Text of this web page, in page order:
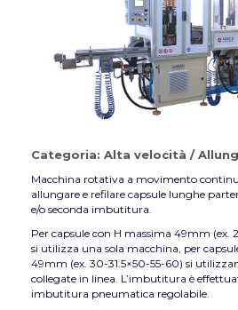
Categoria: Alta velocità /
Macchina rotativa a movimento
allungare e refilare capsule lunghe
e/o seconda imbutitura.
Per capsule con H massima 49mm (ex.
si utilizza una sola macchina, per
49mm (ex. 30-31.5×50-55-60) si
collegate in linea. L’imbutitura è
imbutitura pneumatica regolabile.